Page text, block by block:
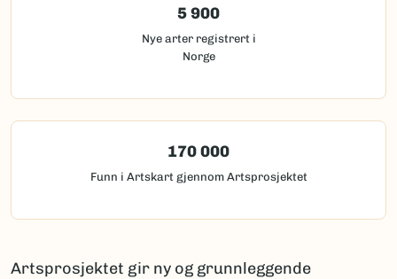
5 900
Nye arter registrert i
Norge
170 000
Funn i Artskart gjennom Artsprosjektet
Artsprosjektet gir ny og grunnleggende